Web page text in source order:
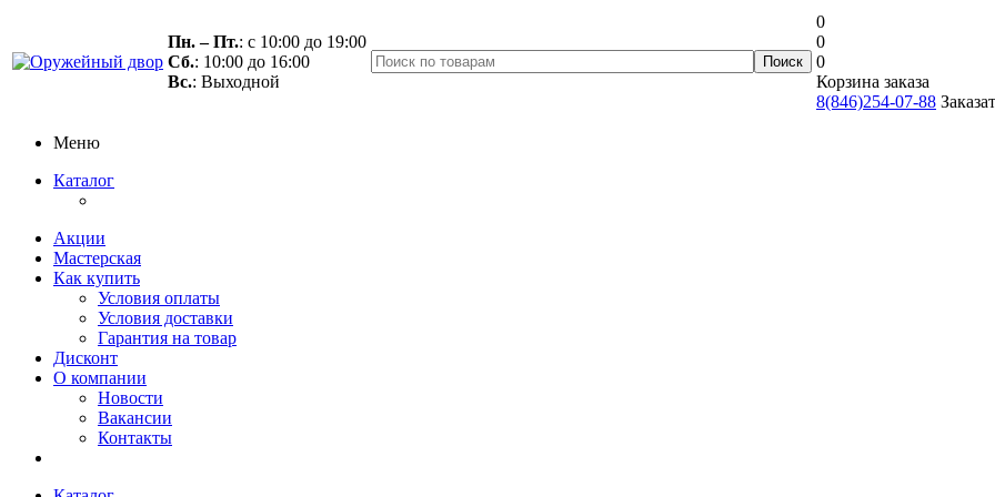
Пн. – Пт.: с 10:00 до 19:00
Сб.: 10:00 до 16:00
Вс.: Выходной
0
0
0
Корзина заказа
8(846)254-07-88
Меню
Каталог
Акции
Мастерская
Как купить
Условия оплаты
Условия доставки
Гарантия на товар
Дисконт
О компании
Новости
Вакансии
Контакты